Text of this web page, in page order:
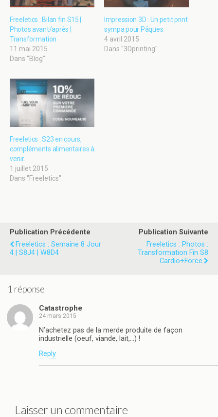
Freeletics : Bilan fin S15 |
Photos avant/après |
Transformation
11 mai 2015
Dans "Blog"
Impression 3D : Un petit print
sympa pour Pâques
4 avril 2015
Dans "3Dprinting"
Freeletics : S23 en cours,
compléments alimentaires à
venir.
1 juillet 2015
Dans "Freeletics"
Publication Précédente
Freeletics : Semaine 8 Jour
4 | S8J4 | W8D4
Publication Suivante
Freeletics : Photos :
Transformation Fin S8
Cardio+Force
1 réponse
Catastrophe
24 mars 2015
N’achetez pas de la merde produite de façon
industrielle (oeuf, viande, lait,…) !
Reply
Laisser un commentaire